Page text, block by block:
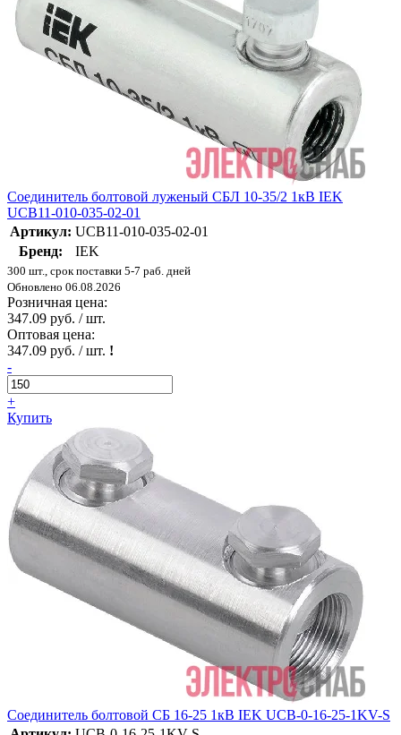
Соединитель болтовой луженый СБЛ 10-35/2 1кВ IEK
UCB11-010-035-02-01
Артикул: UCB11-010-035-02-01
Бренд:
IEK
300 шт., срок поставки 5-7 раб. дней
Обновлено 06.08.2026
Розничная цена:
347.09 руб. / шт.
Оптовая цена:
347.09 руб. / шт. !
-
+
Купить
Соединитель болтовой СБ 16-25 1кВ IEK UCB-0-16-25-1KV-S